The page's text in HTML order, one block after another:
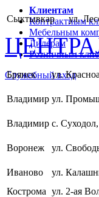
Клиентам
Контрактным
Мебельным
Дилерам
Розничным
Служебный вход
Сыктывкар ул.
Брянск ул.
Владимир ул.
Владимир с.
Воронеж ул.
Иваново ул.
Кострома ул. 2-ая